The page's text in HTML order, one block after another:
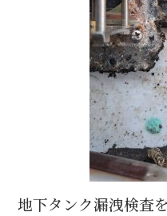
地下タンク漏洩検査